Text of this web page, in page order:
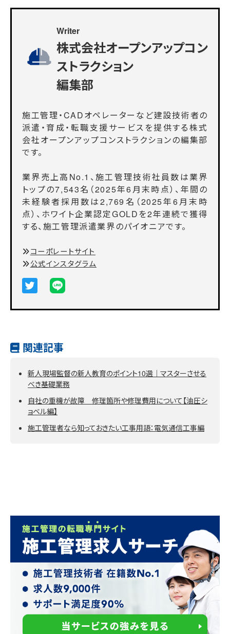
Writer
株式会社オープンアップコン
ストラクション
編集部
施工管理・CADオペレーターなど建設技術者の
派遣・育成・転職支援サービスを提供する株式
会社オープンアップコンストラクションの編集部
です。
業界売上高No.1、施工管理技術社員数は業界
トップの7,543名（2025年6月末時点）、年間の
未経験者採用数は2,769名（2025年6月末時
点）、ホワイト企業認定GOLDを2年連続で獲得
する、施工管理派遣業界のパイオニアです。
コーポレートサイト
公式インスタグラム
関連記事
新人現場監督の新人教育のポイント10選｜マスターさせる
べき基礎業務
自社の重機が故障 修理箇所や修理費用について【油圧シ
ョベル編】
施工管理者なら知っておきたい工事用語：電気通信工事編